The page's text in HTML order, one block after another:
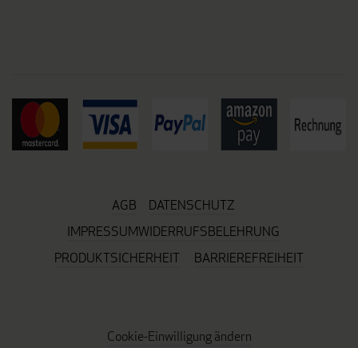
AGB
DATENSCHUTZ
IMPRESSUMWIDERRUFSBELEHRUNG
PRODUKTSICHERHEIT
BARRIEREFREIHEIT
Cookie-Einwilligung ändern